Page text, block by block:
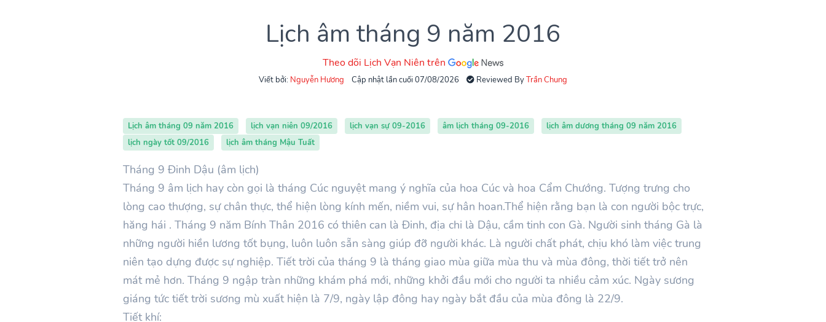
Lịch âm tháng 9 năm 2016
Theo dõi Lịch Vạn Niên trên
Viết bởi: Nguyễn Hương Cập nhật lần cuối 07/08/2026 Reviewed ByTrần Chung
Lịch âm tháng 09 năm 2016 lịch vạn niên 09/2016 lịch vạn sự 09-2016 âm lịch tháng 09-2016
lịch âm dương tháng 09 năm 2016
lịch ngày tốt 09/2016
lịch âm tháng Mậu Tuất
Tháng 9 Đinh Dậu (âm lịch)
Tháng 9 âm lịch hay còn gọi là tháng Cúc nguyệt mang ý nghĩa của hoa Cúc và hoa Cẩm Chướng. Tượng trưng cho
lòng cao thượng, sự chân thực, thể hiện lòng kính mến, niềm vui, sự hân hoan.Thể hiện rằng bạn là con người bộc trực,
hăng hái . Tháng 9 năm Bính Thân 2016 có thiên can là Đinh, địa chi là Dậu, cầm tinh con Gà. Người sinh tháng Gà là
những người hiền lương tốt bụng, luôn luôn sẵn sàng giúp đỡ người khác. Là người chất phát, chịu khó làm việc trung
niên tạo dựng được sự nghiệp. Tiết trời của tháng 9 là tháng giao mùa giữa mùa thu và mùa đông, thời tiết trở nên
mát mẻ hơn. Tháng 9 ngập tràn những khám phá mới, những khởi đầu mới cho người ta nhiều cảm xúc. Ngày sương
giáng tức tiết trời sương mù xuất hiện là 7/9, ngày lập đông hay ngày bắt đầu của mùa đông là 22/9.
Tiết khí: